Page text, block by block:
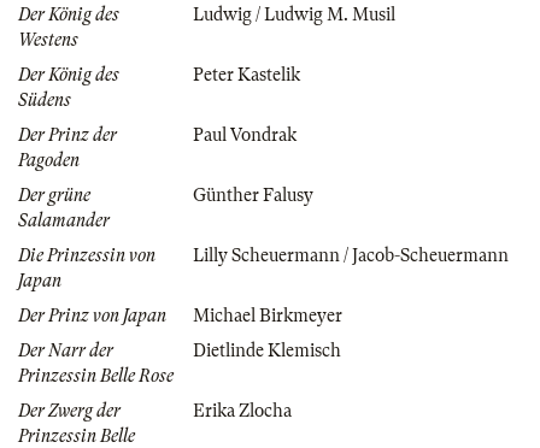
Der König des
Westens
Ludwig / Ludwig M. Musil
Der König des
Südens
Peter Kastelik
Der Prinz der
Pagoden
Paul Vondrak
Der grüne
Salamander
Günther Falusy
Die Prinzessin von
Japan
Lilly Scheuermann / Jacob-Scheuermann
Der Prinz von Japan
Michael Birkmeyer
Der Narr der
Prinzessin Belle Rose
Dietlinde Klemisch
Der Zwerg der
Prinzessin Belle
Erika Zlocha